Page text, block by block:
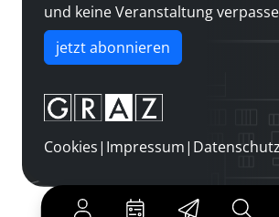
und keine Veranstaltung
jetzt abonnieren
Cookies| Impressum|